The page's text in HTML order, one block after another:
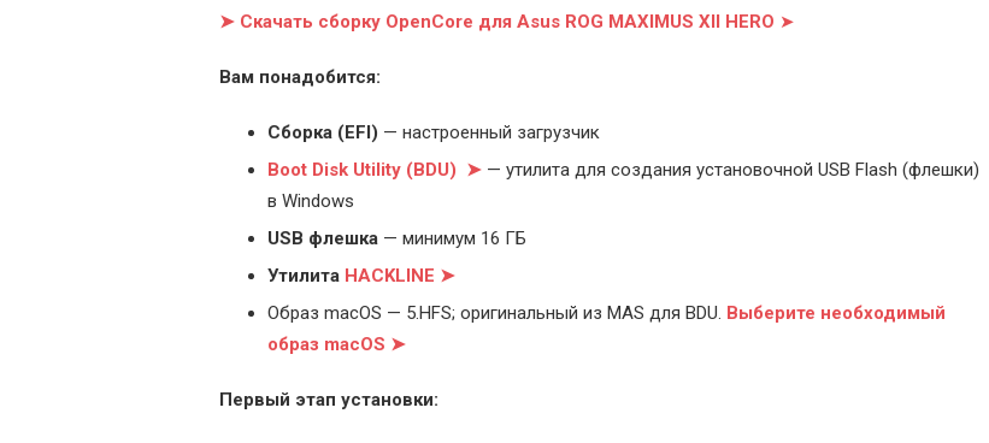
➤ Скачать сборку OpenCore для Asus ROG MAXIMUS XII HERO ➤
Вам понадобится:
Cборка (EFI) — настроенный загрузчик
Boot Disk Utility (BDU) ➤ — утилита для создания установочной USB Flash (флешки)
в Windows
USB флешка — минимум 16 ГБ
Утилита HACKLINE ➤
Образ macOS — 5.HFS; оригинальный из MAS для BDU. Выберите необходимый
образ macOS ➤
Первый этап установки: